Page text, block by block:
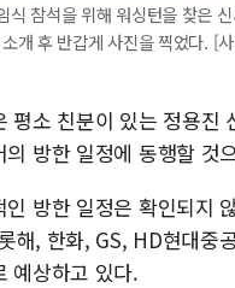
식 참석을 위해 워싱턴을 찾은
개 후 반갑게 사진을 찍었다. [
평소 친분이 있는 정용
방한 일정에 동행할 것
방한 일정은 확인되지
해, 한화, GS, HD현대중
예상하고 있다.